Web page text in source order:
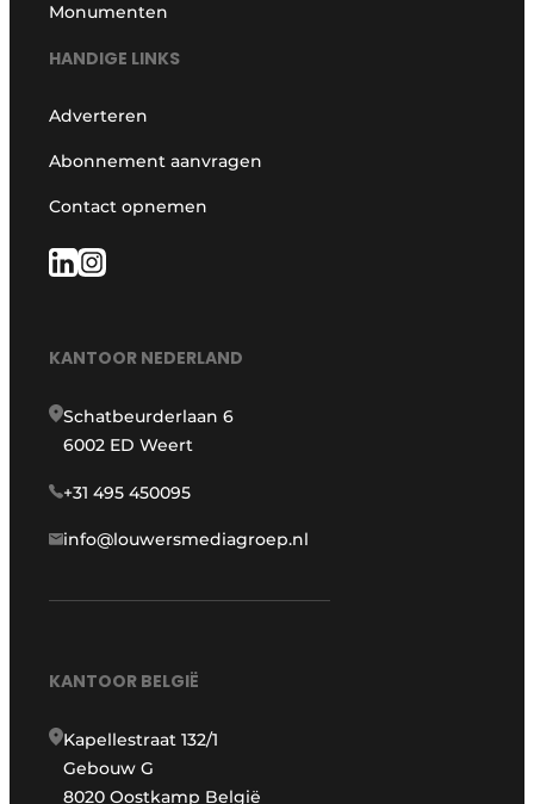
Monumenten
HANDIGE LINKS
Adverteren
Abonnement aanvragen
Contact opnemen
KANTOOR NEDERLAND
Schatbeurderlaan 6
6002 ED Weert
+31 495 450095
info@louwersmediagroep.nl
KANTOOR BELGIË
Kapellestraat 132/1
Gebouw G
8020 Oostkamp België